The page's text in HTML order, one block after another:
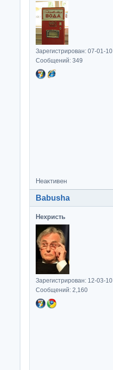
Зарегистрирован: 07-01-10
Сообщений: 349
Неактивен
Babusha
Нехристь
Зарегистрирован: 12-03-10
Сообщений: 2,160